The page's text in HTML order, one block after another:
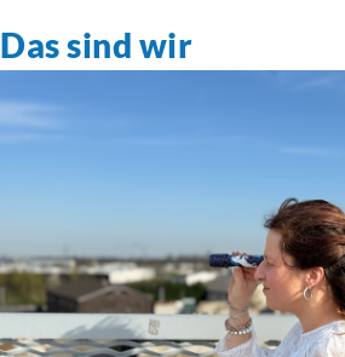
Das sind wir